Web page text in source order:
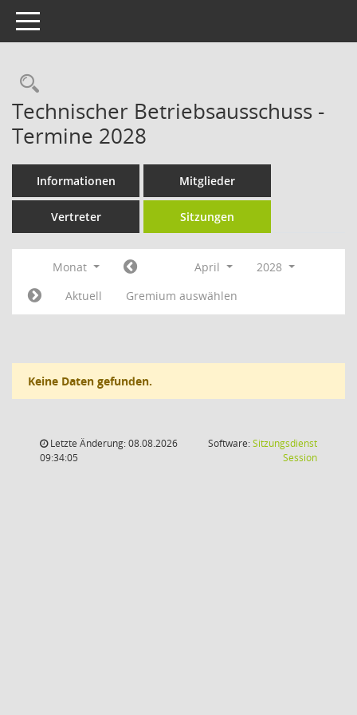
Toggle navigation
Rechercheauswahl
Technischer Betriebsausschuss -
Termine 2028
Informationen Mitglieder
Vertreter Sitzungen
Monat April
2028
Aktuell
Gremium auswählen
Keine Daten gefunden.
Letzte Änderung: 08.08.2026
09:34:05
Software:Sitzungsdienst
Session(Wird in